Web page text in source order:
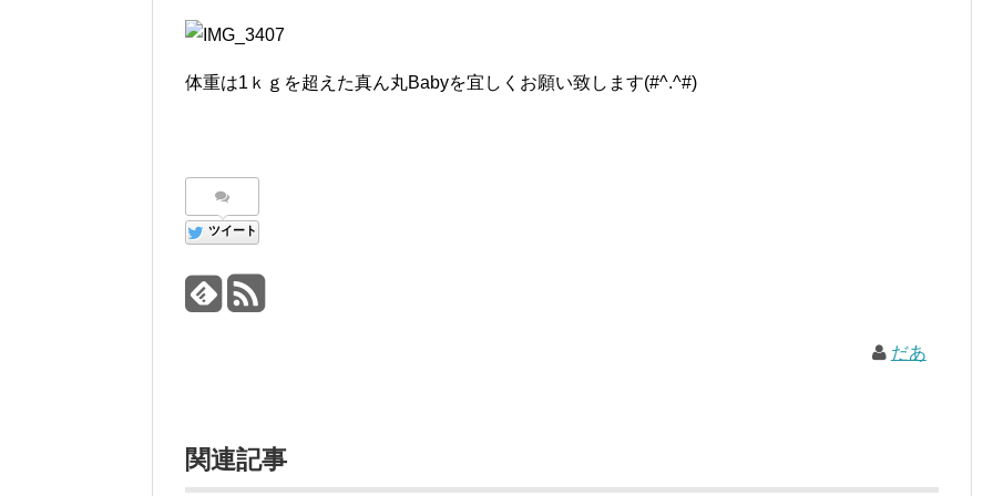
体重は1ｋｇを超えた真ん丸Babyを宜しくお願い致します(#^.^#)
ツイート
だあ
関連記事